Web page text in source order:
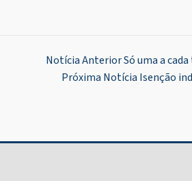
Notícia AnteriorSó uma a
Próxima Notícia Isenção